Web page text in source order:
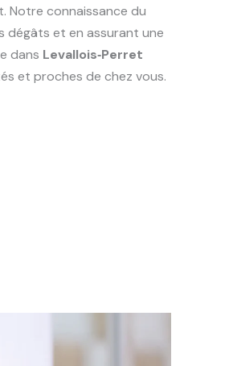
Notre connaissance du
dégâts et en assurant une
dans Levallois‑Perret
et proches de chez vous.